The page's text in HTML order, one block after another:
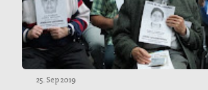
25. Sep 2019